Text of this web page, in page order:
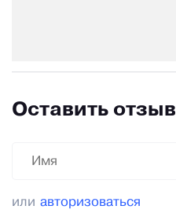
Оставить отзыв
или авторизоваться